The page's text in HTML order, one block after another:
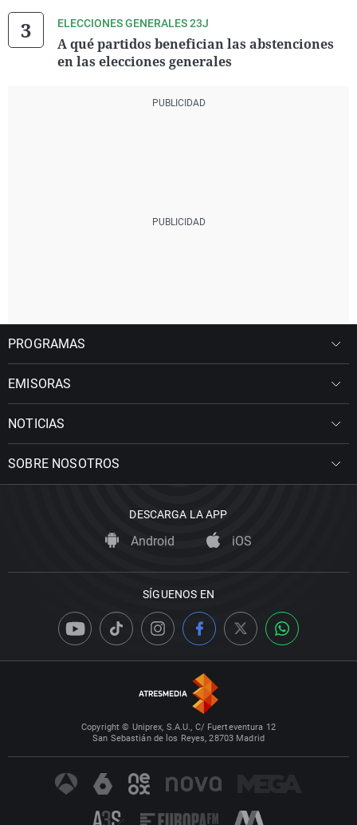
ELECCIONES GENERALES 23J
A qué partidos benefician las abstenciones
en las elecciones generales
PROGRAMAS
EMISORAS
NOTICIAS
SOBRE NOSOTROS
DESCARGA LA APP
Android iOS
SÍGUENOS EN
Copyright © Uniprex, S.A.U., C/ Fuerteventura 12
San Sebastián de los Reyes, 28703 Madrid